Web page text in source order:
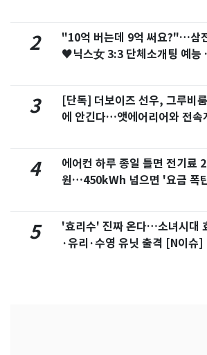
2
"10억 버는데 9억 써요?"…삼
♥닉스女 3:3 단체소개팅 예능
3
[단독] 더보이즈 선우, 그루비
에 안긴다…앳에어리어와 전속
4
에어컨 하루 종일 틀면 전기료
원…450kWh 넘으면 '요금 폭
5
'효리수' 진짜 온다…소녀시대
·유리·수영 유닛 출격 [N이슈]